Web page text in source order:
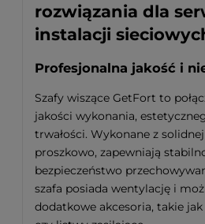
rozwiązania dla
instalacji
Profesjonalna jakość i
Szafy wiszące GetFort to
jakości wykonania,
trwałości. Wykonane z
proszkowo, zapewniają
bezpieczeństwo
szafa posiada wentylację i
dodatkowe akcesoria, takie